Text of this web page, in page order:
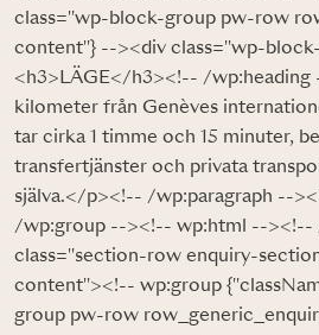
class="wp-block-group pw-row
content"} --><div class="wp-
<h3>LÄGE</h3><!-- /wp:heading
kilometer från Genèves
tar cirka 1 timme och 15 minuter,
transfertjänster och privata
själva.</p><!-- /wp:paragraph --
/wp:group --><!-- wp:html --
class="section-row enquiry-
content"><!-- wp:group
group pw-row